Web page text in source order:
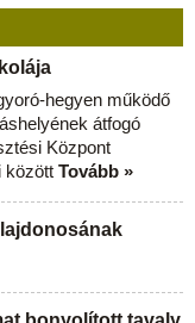
hegyen működő
átfogó
Központ
között Tovább »